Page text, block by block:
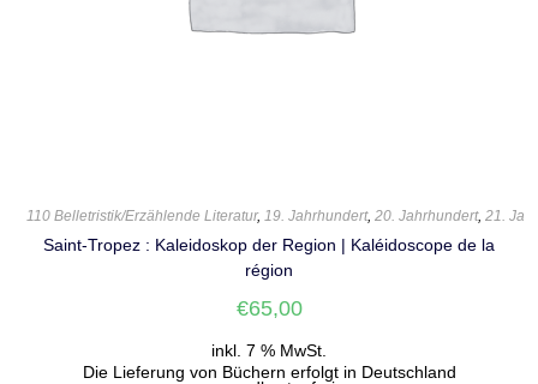
110 Belletristik/Erzählende Literatur,19. Jahrhundert,20. Jahrhundert,21.
Saint-Tropez : Kaleidoskop der Region | Kaléidoscope de la
région
€65,00
inkl. 7 % MwSt.
Die Lieferung von Büchern erfolgt in Deutschland